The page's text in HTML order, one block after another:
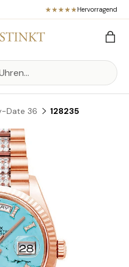
Hervorragend
Date 36 128235
springen